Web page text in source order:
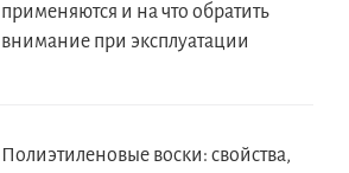
применяются и на что обратить
внимание при эксплуатации
Полиэтиленовые воски: свойства,